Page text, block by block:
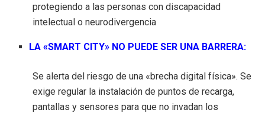
protegiendo a las personas con discapacidad
intelectual o neurodivergencia
LA «SMART CITY» NO PUEDE SER UNA BARRERA:
Se alerta del riesgo de una «brecha digital física». Se
exige regular la instalación de puntos de recarga,
pantallas y sensores para que no invadan los